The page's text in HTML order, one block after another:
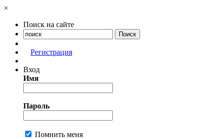
×
Поиск на сайте
Регистрация
Вход
Имя
Пароль
Помнить меня